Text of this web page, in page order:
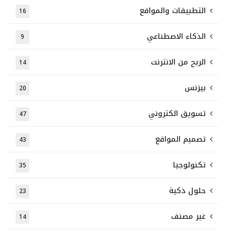
التطبيقات والمواقع 16
الذكاء الاصطناعي 9
الربح من الانترنت 14
بيزنس 20
تسويق الكتروني 47
تصميم المواقع 43
تكنولوجيا 35
حلول ذكية 23
غير مصنف 14